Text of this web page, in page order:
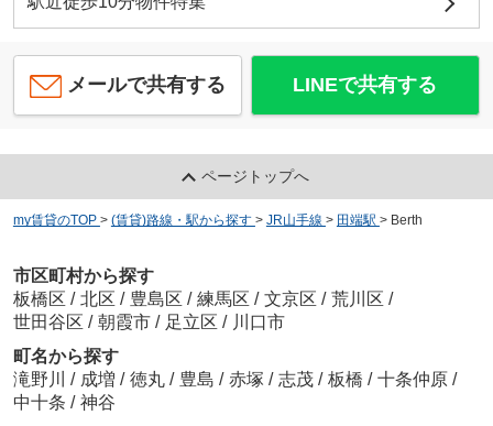
メールで共有する LINEで共有する
ページトップへ
my賃貸のTOP > (賃貸)路線・駅から探す > JR山手線 > 田端駅 > Berth
市区町村から探す
板橋区 / 北区 / 豊島区 / 練馬区 / 文京区 / 荒川区 /
世田谷区 / 朝霞市 / 足立区 / 川口市
町名から探す
滝野川 / 成増 / 徳丸 / 豊島 / 赤塚 / 志茂 / 板橋 / 十条仲原 /
中十条 / 神谷